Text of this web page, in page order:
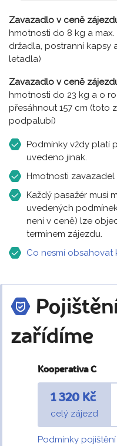
Zavazadlo v ceně
hmotnosti do 8 kg a max.
držadla, postranní
letadla)
Zavazadlo v ceně
hmotnosti do 23 kg a o
přesáhnout 157 cm
podpalubí)
Podmínky vždy platí
uvedeno jinak.
Hmotnosti zavazadel
Každý pasažér musí
uvedených
není v ceně) lze
termínem zájezdu.
Co nesmí
zařídíme
Kooperativa C
1 320 Kč
celý zájezd
Podmínky pojištění